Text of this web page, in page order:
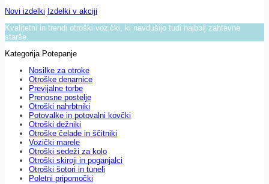
Novi izdelki Izdelki v akciji
Kvalitetni in trendi otroški vozički, ki navdušijo tudi najbolj zahtevne
starše.
Kategorija Potepanje
Nosilke za otroke
Otroške denarnice
Previjalne torbe
Prenosne postelje
Otroški nahrbtniki
Potovalke in potovalni kovčki
Otroški dežniki
Otroške čelade in ščitniki
Vozički marele
Otroški sedeži za kolo
Otroški skiroji in poganjalci
Otroški šotori in tuneli
Poletni pripomočki